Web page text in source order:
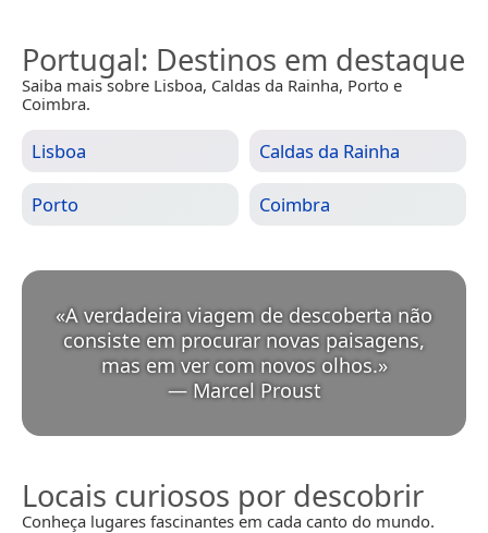
Portugal: Destinos em destaque
Saiba mais sobre Lisboa, Caldas da Rainha, Porto e
Coimbra.
Lisboa Caldas da Rainha
Porto Coimbra
«A verdadeira viagem de descoberta não
consiste em procurar novas paisagens,
mas em ver com novos olhos. »
— Marcel Proust
Locais curiosos por descobrir
Conheça lugares fascinantes em cada canto do mundo.